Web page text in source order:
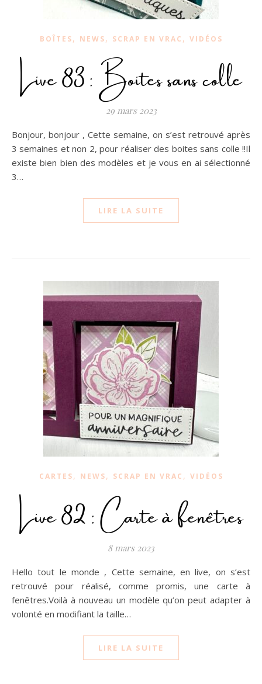
BOÎTES, NEWS, SCRAP EN VRAC , VIDÉOS
Live 83 : Boites sans colle
29 mars 2023
Bonjour, bonjour , Cette semaine, on s’est retrouvé après
3 semaines et non 2, pour réaliser des boites sans colle !!Il
existe bien bien des modèles et je vous en ai sélectionné
3…
LIRE LA SUITE
CARTES, NEWS, SCRAP EN VRAC , VIDÉOS
Live 82 : Carte à fenêtres
8 mars 2023
Hello tout le monde , Cette semaine, en live, on s’est
retrouvé pour réalisé, comme promis, une carte à
fenêtres.Voilà à nouveau un modèle qu’on peut adapter à
volonté en modifiant la taille…
LIRE LA SUITE